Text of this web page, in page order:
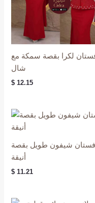
لكرا بقصة سمكة مع
شال
$ 12.15
فستان شيفون طويل بقصة
أنيقة
$ 11.21